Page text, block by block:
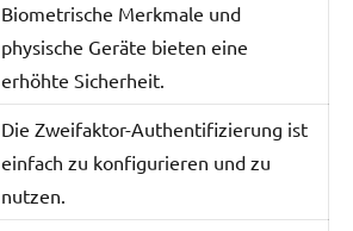
Biometrische Merkmale und
physische Geräte bieten eine
erhöhte Sicherheit.
Die Zweifaktor-Authentifizierung ist
einfach zu konfigurieren und zu
nutzen.